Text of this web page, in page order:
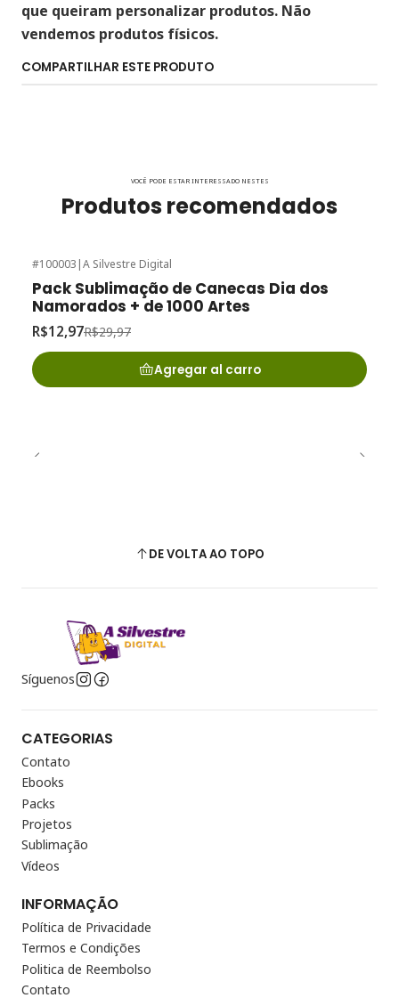
que queiram personalizar produtos. Não
vendemos produtos físicos.
COMPARTILHAR ESTE PRODUTO
VOCÊ PODE ESTAR INTERESSADO NESTES
Produtos recomendados
#100003 |A Silvestre Digital
Pack Sublimação de Canecas Dia dos
Namorados + de 1000 Artes
R$12,97R$29,97
Agregar al carro
DE VOLTA AO TOPO
Síguenos
CATEGORIAS
Contato
Ebooks
Packs
Projetos
Sublimação
Vídeos
INFORMAÇÃO
Política de Privacidade
Termos e Condições
Politica de Reembolso
Contato